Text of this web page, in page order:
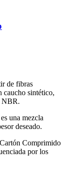
de fibras
caucho sintético,
NBR.
una mezcla
deseado.
Comprimido
por los